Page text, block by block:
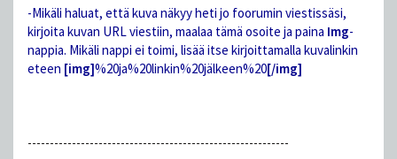
-Mikäli haluat, että kuva näkyy heti jo foorumin viestissäsi,
kirjoita kuvan URL viestiin, maalaa tämä osoite ja paina Img-
nappia. Mikäli nappi ei toimi, lisää itse kirjoittamalla kuvalinkin
eteen [img]%20ja%20linkin%20jälkeen%20[/img]
-----------------------------------------------------------